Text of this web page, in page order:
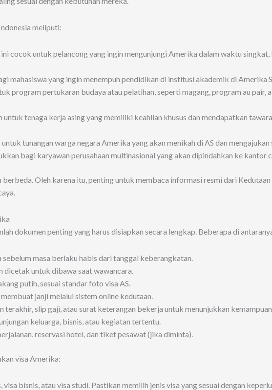
meliputi:
cocok untuk pelancong yang ingin mengunjungi Amerika dalam waktu
mahasiswa yang ingin menempuh pendidikan di institusi akademik di Amerika
program pertukaran budaya atau pelatihan, seperti magang, program au pair,
untuk tenaga kerja asing yang memiliki keahlian khusus dan mendapatkan
tunangan warga negara Amerika yang akan menikah di AS dan
bagi karyawan perusahaan multinasional yang akan dipindahkan ke kantor
Oleh karena itu, penting untuk membaca informasi resmi dari Kedutaan
dokumen penting yang harus disiapkan secara lengkap. Beberapa di
sebelum masa berlaku habis dari tanggal keberangkatan.
dicetak untuk dibawa saat wawancara.
putih, sesuai standar foto visa AS.
janji melalui sistem online kedutaan.
terakhir, slip gaji, atau surat keterangan bekerja untuk menunjukkan
keluarga, bisnis, atau kegiatan tertentu.
reservasi hotel, dan tiket pesawat (jika diminta).
visa Amerika:
bisnis, atau visa studi. Pastikan memilih jenis visa yang sesuai dengan